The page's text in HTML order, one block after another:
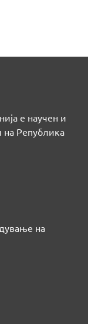
е научен и
на Република
на